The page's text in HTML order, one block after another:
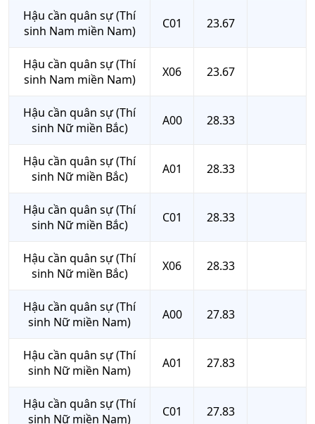
Hậu cần quân sự (Thí
sinh Nam miền Nam)
C01 23.67
Hậu cần quân sự (Thí
sinh Nam miền Nam)
X06 23.67
Hậu cần quân sự (Thí
sinh Nữ miền Bắc)
A00 28.33
Hậu cần quân sự (Thí
sinh Nữ miền Bắc)
A01 28.33
Hậu cần quân sự (Thí
sinh Nữ miền Bắc)
C01 28.33
Hậu cần quân sự (Thí
sinh Nữ miền Bắc)
X06 28.33
Hậu cần quân sự (Thí
sinh Nữ miền Nam)
A00 27.83
Hậu cần quân sự (Thí
sinh Nữ miền Nam)
A01 27.83
Hậu cần quân sự (Thí
sinh Nữ miền Nam)
C01 27.83